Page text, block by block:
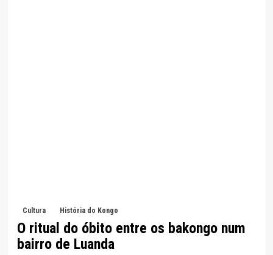
Cultura História do Kongo
O ritual do óbito entre os bakongo num
bairro de Luanda